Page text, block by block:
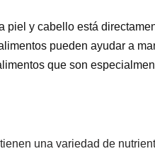
piel y cabello está
pueden ayudar a
que son
una variedad de